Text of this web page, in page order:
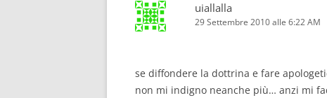
uiallalla
29 Settembre 2010 alle 6:22 AM
se diffondere la dottrina e fare
non mi indigno neanche più… anzi mi